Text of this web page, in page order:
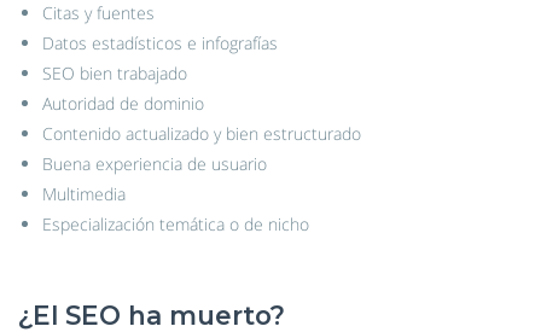
Citas y fuentes
Datos estadísticos e infografías
SEO bien trabajado
Autoridad de dominio
Contenido actualizado y bien estructurado
Buena experiencia de usuario
Multimedia
Especialización temática o de nicho
¿El SEO ha muerto?